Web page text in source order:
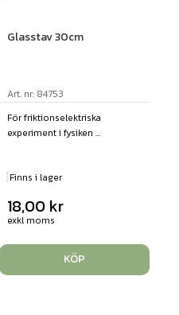
Glasstav 30cm
Art. nr: 84753
För friktionselektriska
experiment i fysiken ...
Finns i lager
18,00 kr
exkl moms
KÖP